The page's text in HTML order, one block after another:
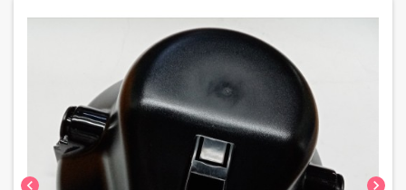
chevron_left chevron_right